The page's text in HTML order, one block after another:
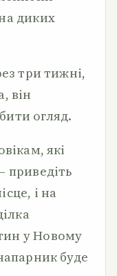
диких
три тижні,
він
огляд.
які
приведіть
і на
у Новому
буде